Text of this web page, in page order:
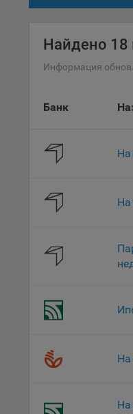
Найдено 18
Информация
Банк
На
На
На
На